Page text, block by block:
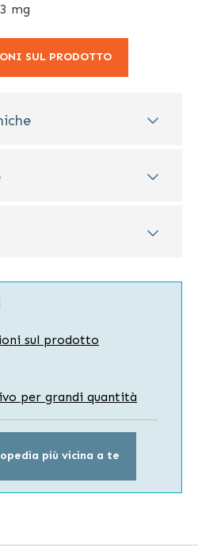
mg
SUL PRODOTTO
sul prodotto
per grandi quantità
più vicina a te